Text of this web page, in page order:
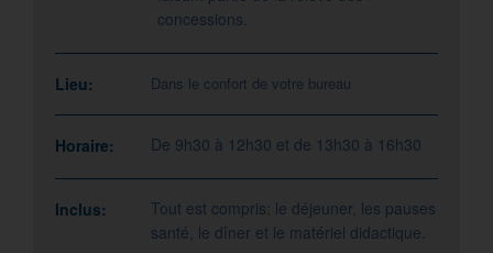
concessions.
Lieu: Dans le confort de votre bureau
Horaire: De 9h30 à 12h30 et de 13h30 à 16h30
Inclus:
Tout est compris: le déjeuner, les pauses
santé, le dîner et le matériel didactique.